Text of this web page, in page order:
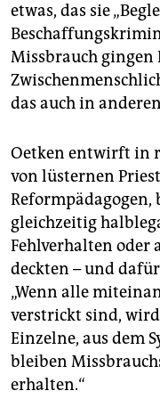
etwas, das sie
Missbrauch gingen
das auch in
Oetken entwirft in
von lüsternen
gleichzeitig
Fehlverhalten oder
deckten – und
„Wenn alle
verstrickt sind,
Einzelne, aus dem
bleiben
erhalten.“